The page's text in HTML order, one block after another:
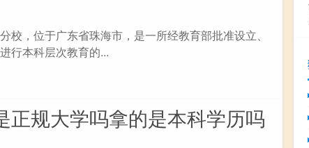
，位于广东省珠海市，是一所经教育部批准设立、
行本科层次教育的...
正规大学吗拿的是本科学历吗